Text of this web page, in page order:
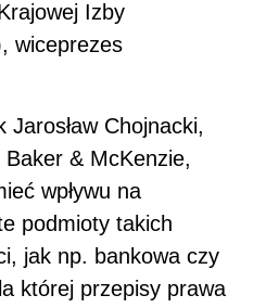
Izby
wiceprezes
Chojnacki,
& McKenzie,
wpływu na
podmioty takich
jak np. bankowa czy
której przepisy prawa